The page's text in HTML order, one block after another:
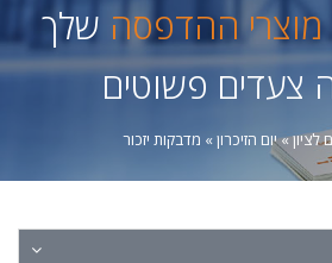
מוצרי ההדפסה שלך
צעדים פשוטים
לציון »יום הזיכרון » מדבקות יזכור